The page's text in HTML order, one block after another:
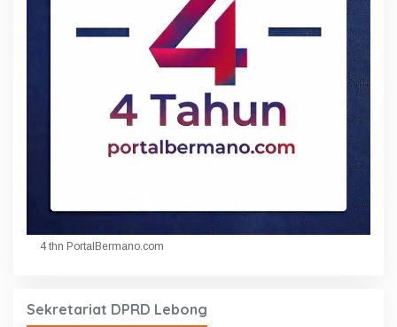
4 thn PortalBermano.com
Sekretariat DPRD Lebong